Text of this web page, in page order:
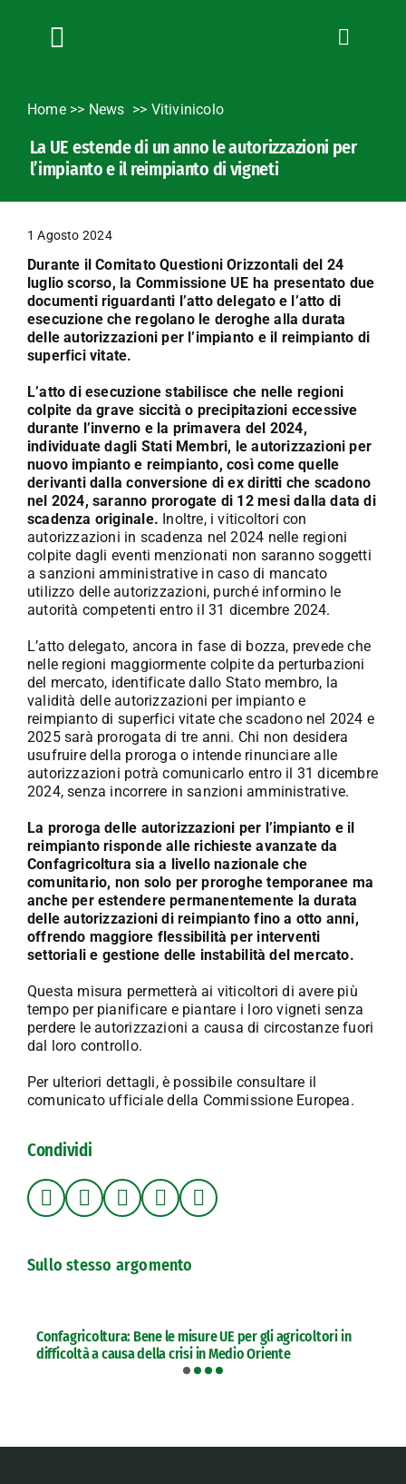
Toggle
News
L’Agricoltore cuneese
Fotogallery
Lavora con noi
Home>> News Vitivinicolo
La UE estende di un anno le autorizzazioni per
l’impianto e il reimpianto di vigneti
1 Agosto 2024
Durante il Comitato Questioni Orizzontali del 24
luglio scorso, la Commissione UE ha presentato due
documenti riguardanti l’atto delegato e l’atto di
esecuzione che regolano le deroghe alla durata
delle autorizzazioni per l’impianto e il reimpianto di
superfici vitate.
L’atto di esecuzione stabilisce che nelle regioni
colpite da grave siccità o precipitazioni eccessive
durante l’inverno e la primavera del 2024,
individuate dagli Stati Membri, le autorizzazioni per
nuovo impianto e reimpianto, così come quelle
derivanti dalla conversione di ex diritti che scadono
nel 2024, saranno prorogate di 12 mesi dalla data di
scadenza originale. Inoltre, i viticoltori con
autorizzazioni in scadenza nel 2024 nelle regioni
colpite dagli eventi menzionati non saranno soggetti
a sanzioni amministrative in caso di mancato
utilizzo delle autorizzazioni, purché informino le
autorità competenti entro il 31 dicembre 2024.
L’atto delegato, ancora in fase di bozza, prevede che
nelle regioni maggiormente colpite da perturbazioni
del mercato, identificate dallo Stato membro, la
validità delle autorizzazioni per impianto e
reimpianto di superfici vitate che scadono nel 2024 e
2025 sarà prorogata di tre anni. Chi non desidera
usufruire della proroga o intende rinunciare alle
autorizzazioni potrà comunicarlo entro il 31 dicembre
2024, senza incorrere in sanzioni amministrative.
La proroga delle autorizzazioni per l’impianto e il
reimpianto risponde alle richieste avanzate da
Confagricoltura sia a livello nazionale che
comunitario, non solo per proroghe temporanee ma
anche per estendere permanentemente la durata
delle autorizzazioni di reimpianto fino a otto anni,
offrendo maggiore flessibilità per interventi
settoriali e gestione delle instabilità del mercato.
Questa misura permetterà ai viticoltori di avere più
tempo per pianificare e piantare i loro vigneti senza
perdere le autorizzazioni a causa di circostanze fuori
dal loro controllo.
Per ulteriori dettagli, è possibile consultare il
comunicato ufficiale della Commissione Europea.
Condividi
Sullo stesso argomento
Confagricoltura: Bene le misure UE per gli agricoltori in
difficoltà a causa della crisi in Medio Oriente